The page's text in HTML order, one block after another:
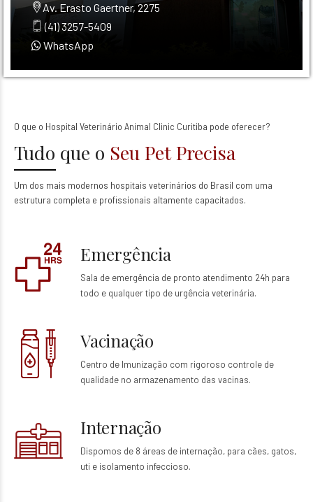
Av. Erasto Gaertner, 2275
(41) 3257-5409
WhatsApp
O que o Hospital Veterinário Animal Clinic Curitiba pode oferecer?
Tudo que o Seu Pet Precisa
Um dos mais modernos hospitais veterinários do Brasil com uma
estrutura completa e profissionais altamente capacitados.
Emergência
Sala de emergência de pronto atendimento 24h para
todo e qualquer tipo de urgência veterinária.
Vacinação
Centro de Imunização com rigoroso controle de
qualidade no armazenamento das vacinas.
Internação
Dispomos de 8 áreas de internação, para cães, gatos,
uti e isolamento infeccioso.